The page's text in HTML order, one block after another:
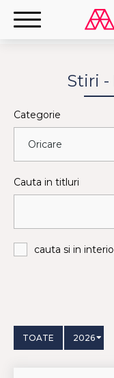
Stiri
Categorie
Cauta in titluri
cauta si in
TOATE 2026